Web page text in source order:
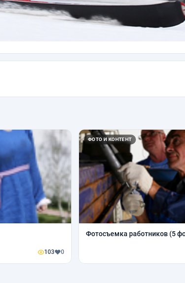
103 0
ФОТО И КОНТЕНТ
Фотосъемка работников (5